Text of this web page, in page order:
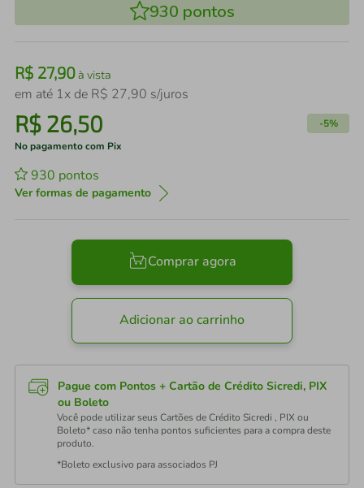
930 pontos
R$ 27,90à vista
em até 1x de R$ 27,90 s/juros
R$ 26,50 -5%
No pagamento com Pix
930 pontos
Ver formas de pagamento
Comprar agora
Adicionar ao carrinho
Pague com Pontos + Cartão de Crédito Sicredi, PIX
ou Boleto
Você pode utilizar seus Cartões de Crédito Sicredi , PIX ou
Boleto* caso não tenha pontos suficientes para a compra deste
produto.
*Boleto exclusivo para associados PJ